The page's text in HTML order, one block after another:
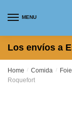
MENU
Los envíos a
Home / Comida /
Roquefort